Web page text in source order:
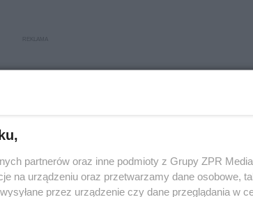
partnerów oraz inne podmioty z Grupy ZPR
na urządzeniu oraz przetwarzamy dane osobowe,
przez urządzenie czy dane przeglądania w